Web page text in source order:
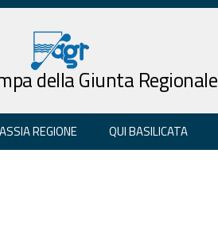
della Giunta Regionale
REGIONE QUI BASILICATA